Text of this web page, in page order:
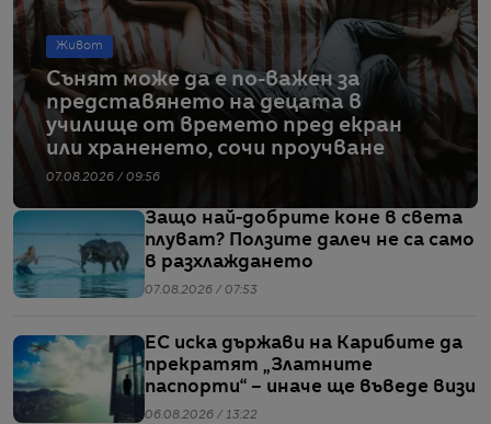
Живот
Сънят може да е по-важен за
представянето на децата в
училище от времето пред екран
или храненето, сочи проучване
07.08.2026 / 09:56
Защо най-добрите коне в света
плуват? Ползите далеч не са само
в разхлаждането
07.08.2026 / 07:53
ЕС иска държави на Карибите да
прекратят „Златните
паспорти“ – иначе ще въведе визи
06.08.2026 / 13:22